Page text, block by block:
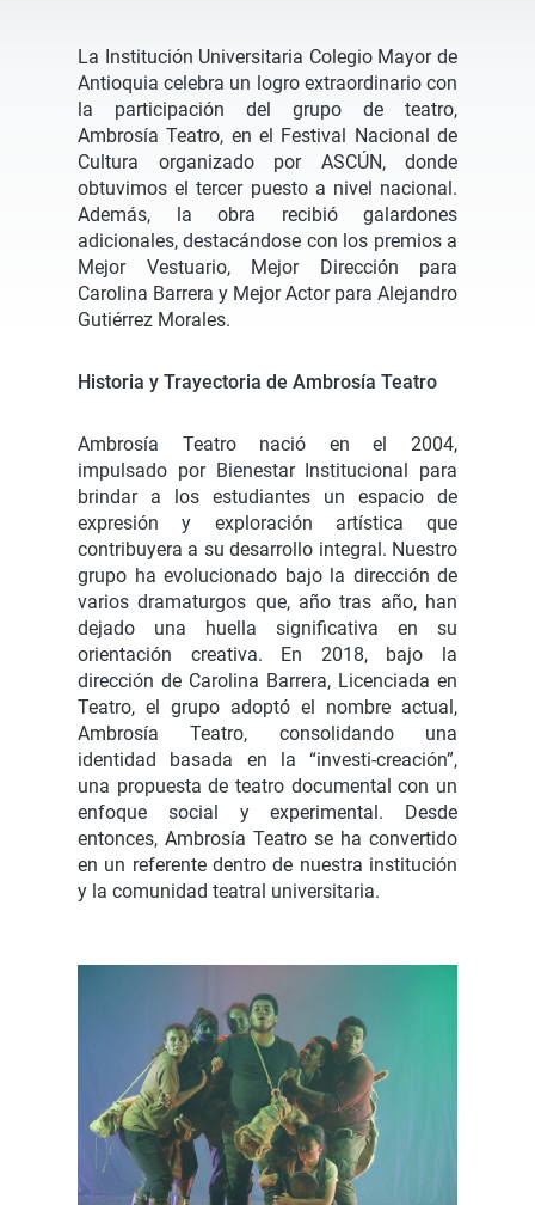
La Institución Universitaria Colegio Mayor de
Antioquia celebra un logro extraordinario con
la participación del grupo de teatro,
Ambrosía Teatro, en el Festival Nacional de
Cultura organizado por ASCÚN, donde
obtuvimos el tercer puesto a nivel nacional.
Además, la obra recibió galardones
adicionales, destacándose con los premios a
Mejor Vestuario, Mejor Dirección para
Carolina Barrera y Mejor Actor para Alejandro
Gutiérrez Morales.
Historia y Trayectoria de Ambrosía Teatro
Ambrosía Teatro nació en el 2004,
impulsado por Bienestar Institucional para
brindar a los estudiantes un espacio de
expresión y exploración artística que
contribuyera a su desarrollo integral. Nuestro
grupo ha evolucionado bajo la dirección de
varios dramaturgos que, año tras año, han
dejado una huella significativa en su
orientación creativa. En 2018, bajo la
dirección de Carolina Barrera, Licenciada en
Teatro, el grupo adoptó el nombre actual,
Ambrosía Teatro, consolidando una
identidad basada en la “investi-creación”,
una propuesta de teatro documental con un
enfoque social y experimental. Desde
entonces, Ambrosía Teatro se ha convertido
en un referente dentro de nuestra institución
y la comunidad teatral universitaria.